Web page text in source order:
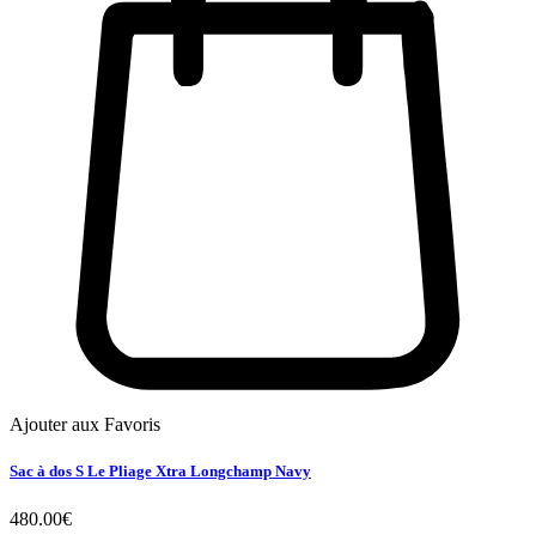
Ajouter aux Favoris
Sac à dos S Le Pliage Xtra Longchamp Navy
480.00€